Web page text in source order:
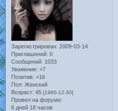
Зарегистрирован: 2009-03-14
Приглашений: 0
Сообщений: 1033
Уважение: +7
Позитив: +16
Пол: Женский
Возраст: 45 [1980-12-30]
Провел на форуме:
6 дней 18 часов